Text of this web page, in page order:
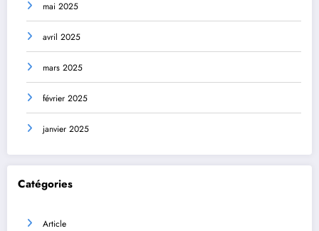
mai 2025
avril 2025
mars 2025
février 2025
janvier 2025
Catégories
Article